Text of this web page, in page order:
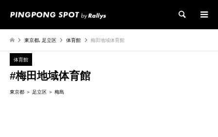
検索
東京都, 足立区 体育館 梅田地域体育館
体育館
#梅田地域体育館
東京都 足立区 梅島